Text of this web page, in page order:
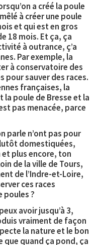
a créé la poule
à créer une poule
et qui est en gros
18 mois. Et ça, ça
à outrance, ç’a
Par exemple, la
à conservatoire des
pour sauver des races.
françaises, la
la poule de Bresse et la
pas menacée, parce
parle n’ont pas pour
domestiquées,
et plus encore, ton
de la ville de Tours,
de l’Indre-et-Loire,
ces races
poules ?
avoir jusqu’à 3,
vraiment de façon
la nature et le bon
que quand ça pond, ça